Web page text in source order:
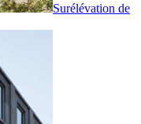
Surélévation de